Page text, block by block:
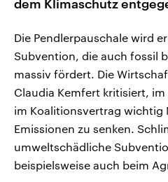
dem Klimaschutz
Die Pendlerpauschale wird
Subvention, die auch fossil
massiv fördert. Die
Claudia Kemfert kritisiert,
im Koalitionsvertrag wichtig
Emissionen zu senken.
umweltschädliche
beispielsweise auch beim